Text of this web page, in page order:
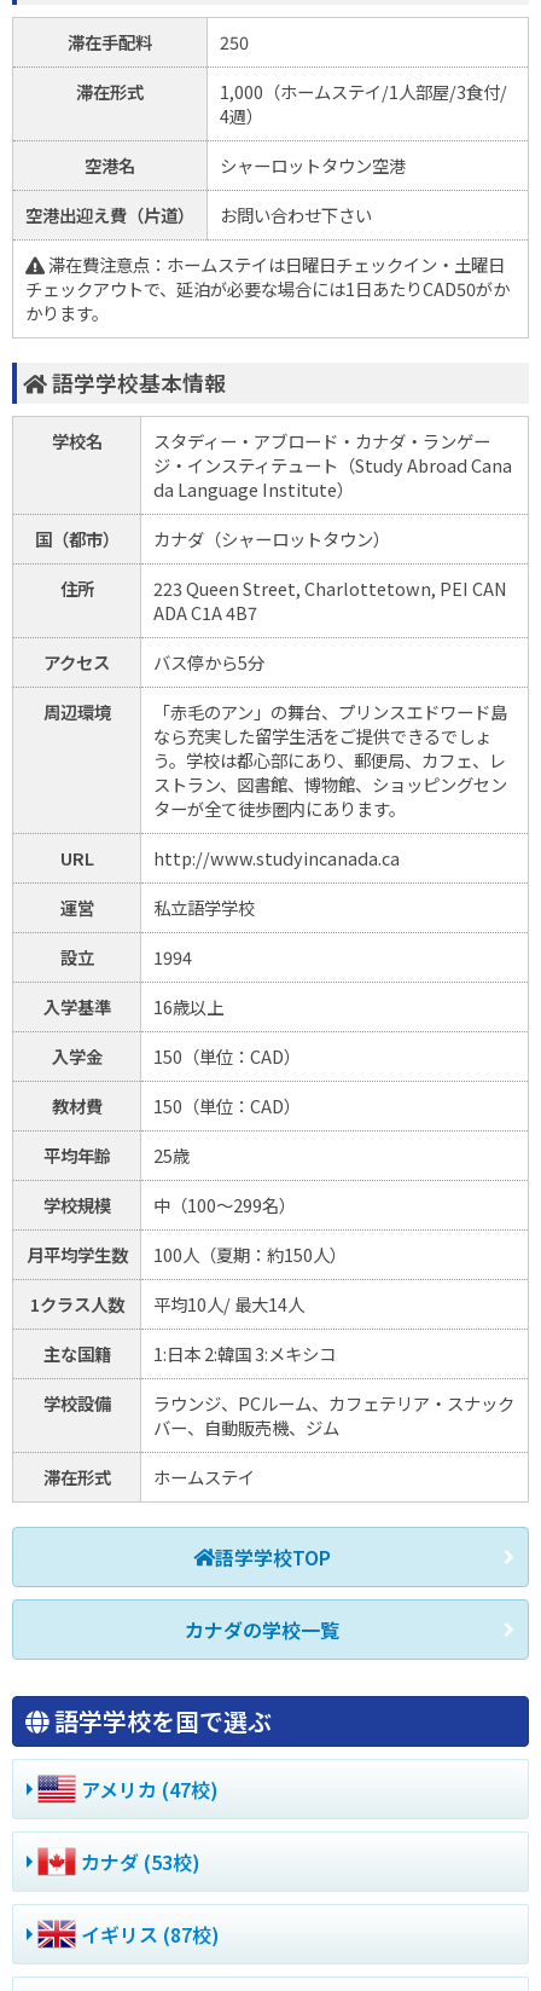
滞在手配料
250
滞在形式
1,000（ホームステイ/1人部屋/3食付/
4週）
空港名
シャーロットタウン空港
空港出迎え費（片道）
お問い合わせ下さい
滞在費注意点：ホームステイは日曜日チェックイン・土曜日
チェックアウトで、延泊が必要な場合には1日あたりCAD50がか
かります。
語学学校基本情報
学校名
スタディー・アブロード・カナダ・ランゲー
ジ・インスティテュート（Study Abroad Cana
da Language Institute）
国（都市）
カナダ（シャーロットタウン）
住所
223 Queen Street, Charlottetown, PEI CAN
ADA C1A 4B7
アクセス
バス停から5分
周辺環境
「赤毛のアン」の舞台、プリンスエドワード島
なら充実した留学生活をご提供できるでしょ
う。学校は都心部にあり、郵便局、カフェ、レ
ストラン、図書館、博物館、ショッピングセン
ターが全て徒歩圏内にあります。
URL
http://www.studyincanada.ca
運営
私立語学学校
設立
1994
入学基準
16歳以上
入学金
150（単位：CAD）
教材費
150（単位：CAD）
平均年齢
25歳
学校規模
中（100～299名）
月平均学生数
100人（夏期：約150人）
1クラス人数
平均10人/ 最大14人
主な国籍
1:日本 2:韓国 3:メキシコ
学校設備
ラウンジ、PCルーム、カフェテリア・スナック
バー、自動販売機、ジム
滞在形式
ホームステイ
語学学校TOP
カナダの学校一覧
語学学校を国で選ぶ
アメリカ (47校)
カナダ (53校)
イギリス (87校)